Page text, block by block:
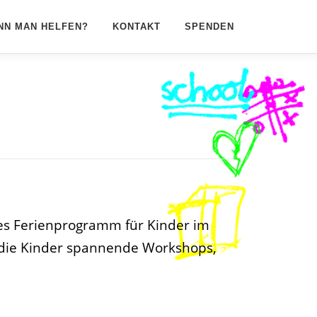
MAN HELFEN? KONTAKT SPENDEN
Ferienprogramm für Kinder im
Kinder spannende Workshops,